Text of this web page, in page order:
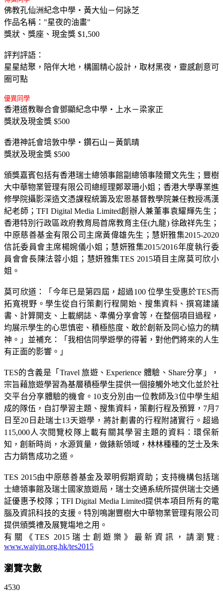
佛教孔仙洲紀念中學‧黃大仙－何詠芝
作品名稱："星夜的油畫"
獎狀、獎座、現金獎 $1,500
評判評語：
星星結聚，陪伴大地，構圖精心設計，取材黑夜，靈感創意可
圈可點
優異同學
香港道教聯合會鄧顯紀念中學‧上水－梁家正
獎狀及現金獎 $500
香港神託會培敦中學‧鑽石山－黃凱晴
獎狀及現金獎 $500
頒獎嘉賓包括有香港瑞士總領事館副總領事陸爾文先生；豐樹
大中華物業管理有限公司總經理鄭翠珊小姐；香港大學專業進
修學院攝影深造文憑課程統籌及宏恩基督教學院兼任教授馮漢
紀老師；TFI Digital Media Limited創辦人兼董事袁耀輝先生；
香港特別行政區政府教育局首席教育主任(九龍) 徐啟祥先生；
中原慈善基金有限公司主席黃偉雄先生；慧姸雅集2015-2020
信託委員會主席楊婉儀小姐；慧妍雅集2015/2016年度執行委
員會會長陳法蓉小姐；慧妍雅集TES 2015項目主席莫可欣小
姐。
莫可欣道：「今年已是第四屆，超過100 位學生受惠於TES而
拓寬視野。學生從自行策劃行程開始、搜集資料、撰寫建議
書、計算開支、上載網誌、準備分享會等，在整個項目過程，
均展示學生的心思慎密、積極態度、敢於創新及同心協力的精
神。」並補充：「我相信同學遊學的得著，對他們將來的人生
有正面的影響。」
TES的含義是「Travel 旅遊、Experience 體驗、Share分享」，
宗旨藉旅遊學習為基層積極學生提供一個接觸外地文化並於社
交平台分享體驗的機會。10支分別由一位教師及3位中學生組
成的隊伍，自訂學習主題、搜集資料，策劃行程及預算，7月7
日至20日赴瑞士13天遊學，將計劃書的行程附諸實行。超過
115,000人次閱覽校隊上載有關其學習主題的資料：環保新
知，創新時尚，水源質量，做錶新領域，林林種種的芝士及朱
古力銷售成功之道。
TES 2015由中原慈善基金及翠明假期資助；支持機構包括瑞
士總領事館及瑞士國家旅遊局，瑞士交通系統所提供瑞士交通
証優惠予校隊；TFI Digital Media Limited提供本項目所有的電
腦及資訊科技的支援。特別鳴謝豐樹大中華物業管理有限公司
提供頒獎禮及展覽塲地之用。
有關《TES 2015瑞士創遊樂》最新資訊，請瀏覽:
www.waiyin.org.hk/tes2015
瀏覽次數
4530